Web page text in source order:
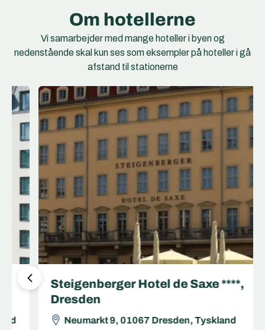
Om hotellerne
Vi samarbejder med mange hoteller i byen og
nedenstående skal kun ses som eksempler på hoteller i gå
afstand til stationerne
Steigenberger Hotel de Saxe ****,
Dresden
Neumarkt 9, 01067 Dresden, Tyskland